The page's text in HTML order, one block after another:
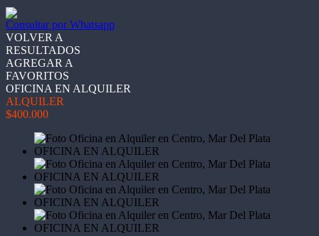
Consultar por Whatsapp
VOLVER A
RESULTADOS
AGREGAR A
FAVORITOS
OFICINA EN ALQUILER
ALQUILER
$400.000